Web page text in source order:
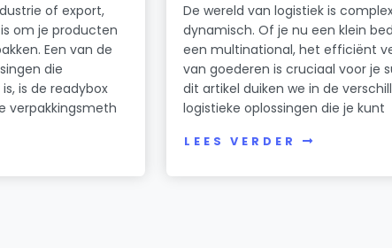
of export,
om je producten
Een van de
die
is de readybox
verpakkingsmeth
De wereld van logistiek is
dynamisch. Of je nu een klein
een multinational, het efficiënt
van goederen is cruciaal voor je
dit artikel duiken we in de
logistieke oplossingen die je kunt
LEES VERDER